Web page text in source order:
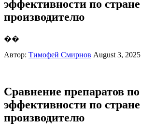
эффективности по стране
производителю
��
Автор: Тимофей Смирнов August 3, 2025
Сравнение препаратов по
эффективности по стране
производителю